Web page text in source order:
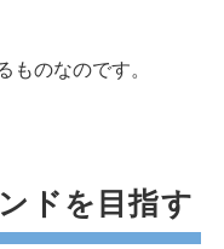
ものなのです。
ドを目指す